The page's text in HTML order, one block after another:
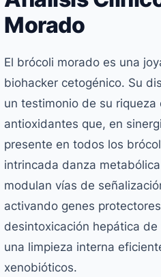
Morado
El brócoli morado es una
biohacker cetogénico. Su
un testimonio de su
antioxidantes que, en
presente en todos los
intrincada danza
modulan vías de
activando genes
desintoxicación hepática
una limpieza interna
xenobióticos.